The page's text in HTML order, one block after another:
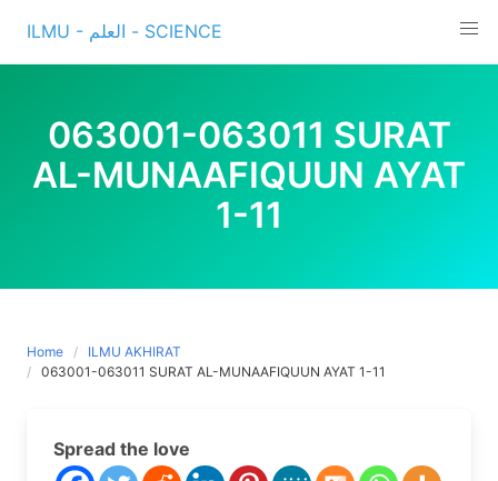
content
ILMU - العلم - SCIENCE
063001-063011 SURAT
AL-MUNAAFIQUUN AYAT
1-11
Home
ILMU AKHIRAT
063001-063011 SURAT AL-MUNAAFIQUUN AYAT 1-11
Spread the love